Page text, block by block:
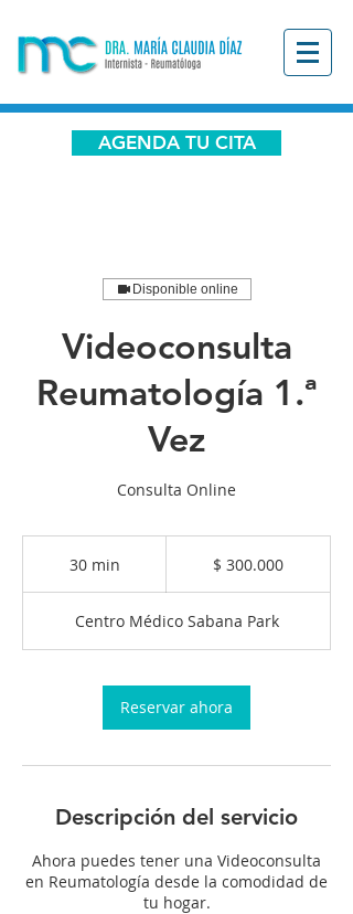
AGENDA TU CITA
Disponible online
Videoconsulta
Reumatología 1.ª
Vez
Consulta Online
30 min
m
i
colombianos$ 300.000
Centro Médico Sabana Park
Reservar ahora
Descripción del servicio
Ahora puedes tener una Videoconsulta
en Reumatología desde la comodidad de
tu hogar.